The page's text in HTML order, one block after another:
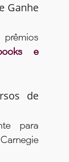
Ganhe
e
de
para